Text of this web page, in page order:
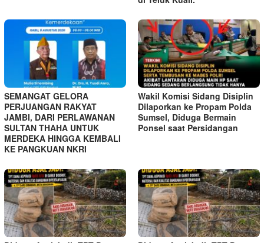
SEMANGAT GELORA
PERJUANGAN RAKYAT
JAMBI, DARI PERLAWANAN
SULTAN THAHA UNTUK
MERDEKA HINGGA KEMBALI
KE PANGKUAN NKRI
Wakil Komisi Sidang Disiplin
Dilaporkan ke Propam Polda
Sumsel, Diduga Bermain
Ponsel saat Persidangan